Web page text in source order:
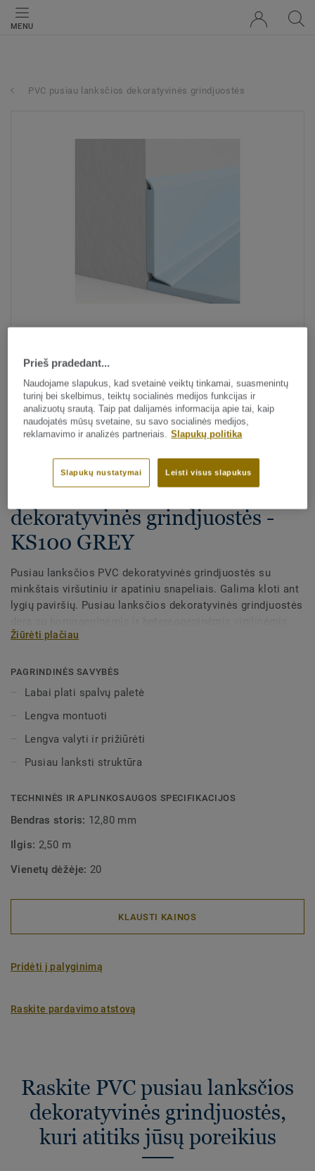
MENU
PVC pusiau lanksčios dekoratyvinės grindjuostės
Visi dekorai (29)
Visi priedai|Apdaila|Grindjuostės
PVC pusiau lanksčios
dekoratyvinės grindjuostės -
KS100 GREY
Pusiau lanksčios PVC dekoratyvinės grindjuostės su
minkštais viršutiniu ir apatiniu snapeliais. Galima kloti ant
lygių paviršių. Pusiau lanksčios dekoratyvinės grindjuostės
ruloninėmis grindų dangomis. Pusiau lanksčios
jas galima labai lengvai derinti su kitomis "Tarkett" grindų
dangomis. Dėl pusiau lanksčios struktūros, jas labai
lengva montuoti.
Žiūrėti plačiau
PAGRINDINĖS SAVYBĖS
Labai plati spalvų paletė
Lengva montuoti
Lengva valyti ir prižiūrėti
Pusiau lanksti struktūra
TECHNINĖS IR APLINKOSAUGOS SPECIFIKACIJOS
Bendras storis: 12,80 mm
Ilgis: 2,50 m
Vienetų dėžėje: 20
KLAUSTI KAINOS
Pridėti į palyginimą
Raskite pardavimo atstovą
Raskite PVC pusiau lanksčios
dekoratyvinės grindjuostės,
kuri atitiks jūsų poreikius
Prieš pradedant...
Naudojame slapukus, kad svetainė veiktų tinkamai, suasmenintų
turinį bei skelbimus, teiktų socialinės medijos funkcijas ir
analizuotų srautą. Taip pat dalijamės informacija apie tai, kaip
naudojatės mūsų svetaine, su savo socialinės medijos,
reklamavimo ir analizės partneriais. Slapukų politika
Leisti visus slapukus
Slapukų nustatymai